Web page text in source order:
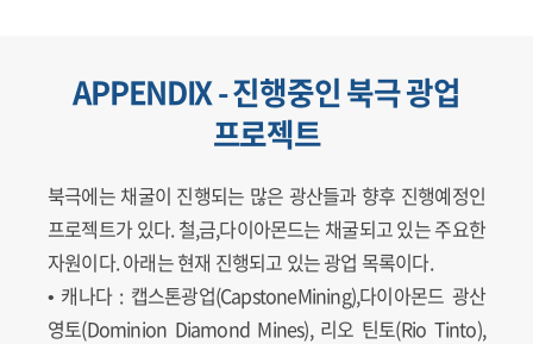
APPENDIX - 진행중인 북극 광업
프로젝트
북극에는 채굴이 진행되는 많은 광산들과 향후 진행예정인
프로젝트가 있다. 철,금,다이아몬드는 채굴되고 있는 주요한
자원이다. 아래는 현재 진행되고 있는 광업 목록이다.
• 캐나다 : 캡스톤광업(CapstoneMining),다이아몬드 광산
영토(Dominion Diamond Mines), 리오 틴토(Rio Tinto),